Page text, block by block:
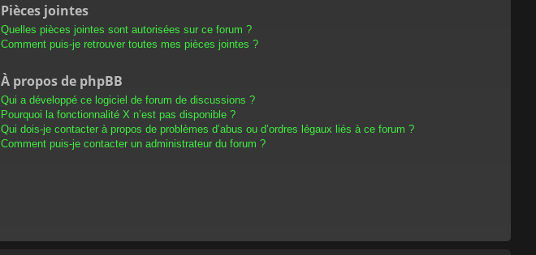
Pièces jointes
Quelles pièces jointes sont autorisées sur ce forum ?
Comment puis-je retrouver toutes mes pièces jointes ?
À propos de phpBB
Qui a développé ce logiciel de forum de discussions ?
Pourquoi la fonctionnalité X n’est pas disponible ?
Qui dois-je contacter à propos de problèmes d’abus ou d’ordres légaux liés à ce forum ?
Comment puis-je contacter un administrateur du forum ?